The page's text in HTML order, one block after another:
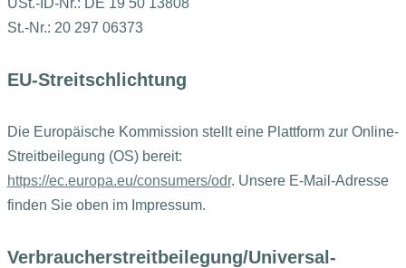
USt.-ID-Nr.: DE 19 50 13808
St.-Nr.: 20 297 06373
EU-Streitschlichtung
Die Europäische Kommission stellt eine Plattform zur Online-
Streitbeilegung (OS) bereit:
https://ec.europa.eu/consumers/odr. Unsere E-Mail-Adresse
finden Sie oben im Impressum.
Verbraucher­streit­beilegung/Universal­